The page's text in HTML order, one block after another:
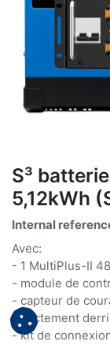
S³
5,12kWh
Internal
Avec:
- 1 MultiPlus-II
- module de
- capteur de
directement
- kit de